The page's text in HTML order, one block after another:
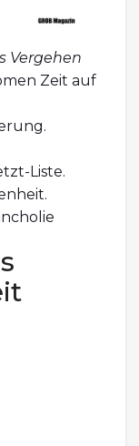
Vergehen
Zeit auf
Liste.